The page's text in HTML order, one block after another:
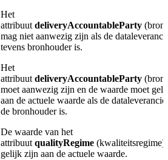
Het
attribuut deliveryAccountableParty
mag niet aanwezig zijn als de
tevens bronhouder is.
Het
attribuut deliveryAccountableParty
moet aanwezig zijn en de waarde moet
aan de actuele waarde als de
de bronhouder is.
De waarde van het
attribuut qualityRegime (kwaliteitsregime)
gelijk zijn aan de actuele waarde.